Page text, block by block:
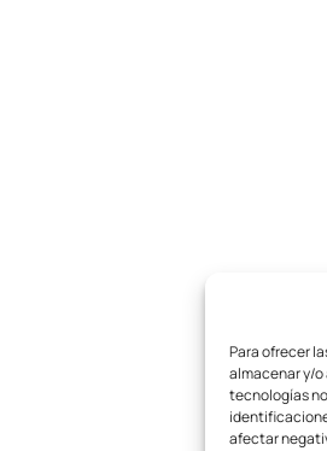
Para ofrecer
almacenar y/
tecnologías
afectar